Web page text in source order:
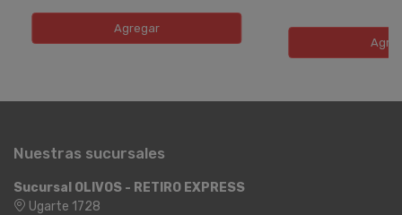
Agregar
Nuestras sucursales
Sucursal OLIVOS - RETIRO EXPRESS
Ugarte 1728